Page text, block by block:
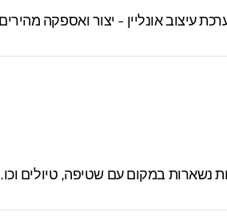
נשארות במקום עם שטיפה, טיולים וכו.